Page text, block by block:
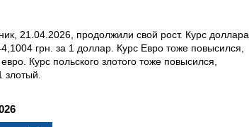
21.04.2026, продолжили свой рост. Курс доллара
грн. за 1 доллар. Курс Евро тоже повысился,
Курс польского злотого тоже повысился,
злотый.